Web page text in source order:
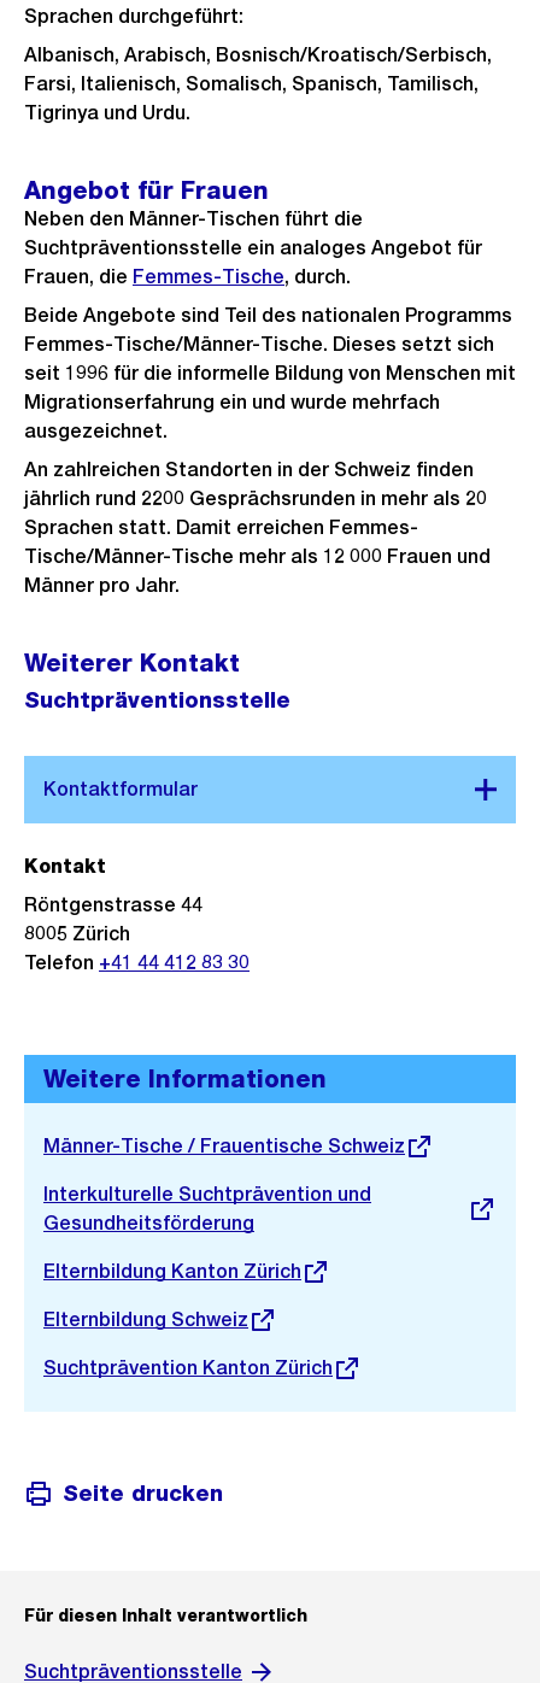
Sprachen durchgeführt:
Albanisch, Arabisch, Bosnisch/Kroatisch/Serbisch,
Farsi, Italienisch, Somalisch, Spanisch, Tamilisch,
Tigrinya und Urdu.
Angebot für Frauen
Neben den Männer-Tischen führt die
Suchtpräventionsstelle ein analoges Angebot für
Frauen, die Femmes-Tische, durch.
Beide Angebote sind Teil des nationalen Programms
Femmes-Tische/Männer-Tische. Dieses setzt sich
seit 1996 für die informelle Bildung von Menschen mit
Migrationserfahrung ein und wurde mehrfach
ausgezeichnet.
An zahlreichen Standorten in der Schweiz finden
jährlich rund 2200 Gesprächsrunden in mehr als 20
Sprachen statt. Damit erreichen Femmes-
Tische/Männer-Tische mehr als 12 000 Frauen und
Männer pro Jahr.
Weiterer Kontakt
Suchtpräventionsstelle
Kontakt
Röntgenstrasse 44
8005 Zürich
Telefon +41 44 412 83 30
Weitere Informationen
Externer
Männer-Tische / Frauentische Schweiz
Externer
Link:
Interkulturelle Suchtprävention und
Gesundheitsförderung
Externer
Elternbildung Kanton Zürich
Externer
Elternbildung Schweiz
Externer
Suchtprävention Kanton Zürich
Seite drucken
Für diesen Inhalt verantwortlich
Suchtpräventionsstelle